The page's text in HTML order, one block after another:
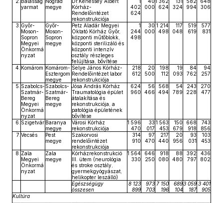
yarmat
megye
Kórház-
Rendelőintézet
rekonstrukciója
402
624
000
624
324
994
306
3. Győr-
Moson-
Sopron
Megyei
Önkormá
nyzat
Győr-
Moson-
Sopron
megye
Petz Aladár Megyei
Oktató Kórház Győr,
központi műtőblokk,
központi sterilizáló és
központi intenzív
osztály részleges
felújítása, bővítése
1
244
498
30
000
1 214
498
117
048
519
619
577
831
4. Komárom Komárom-
Esztergom
megye
Selye János Kórház-
Rendelőintézet labor
rekonstrukciója
218
612
20
500
198
112
19
093
84
762
94
257
5. Szabolcs-
Szatmár-
Bereg
Megyei
Önkormá
nyzat
Szabolcs-
Szatmár-
Bereg
megye
Jósa András Kórház
Traumatológia épület
átalakítása és
rekonstrukciója, a
patológia épületének
bővítése
624
960
56
466
568
494
54
789
243
228
270
477
6. Szigetvár Baranya
megye
Városi Kórház
rekonstrukciója
1 596
470
33
017
1 563
453
150
679
668
918
743
856
7. Vecsés
Pest
megye
Szakorvosi
rendelőintézet
rekonstrukciója
314
910
97
470
217
440
20
956
93
031
103
453
8. Zala
Megyei
Önkormá
nyzat
Zala
megye
Kórházrekonstrukció
III. ütem (neurológia
és stroke osztály,
gyermekgyógyászat,
helikopter leszálló)
1 564
330
646
250
918
080
88
480
392
797
436
802
Egészségügy
összesen
8 123
899
973
703
7 150
196
689
104
3 059
187
3 401
905
Kultúra